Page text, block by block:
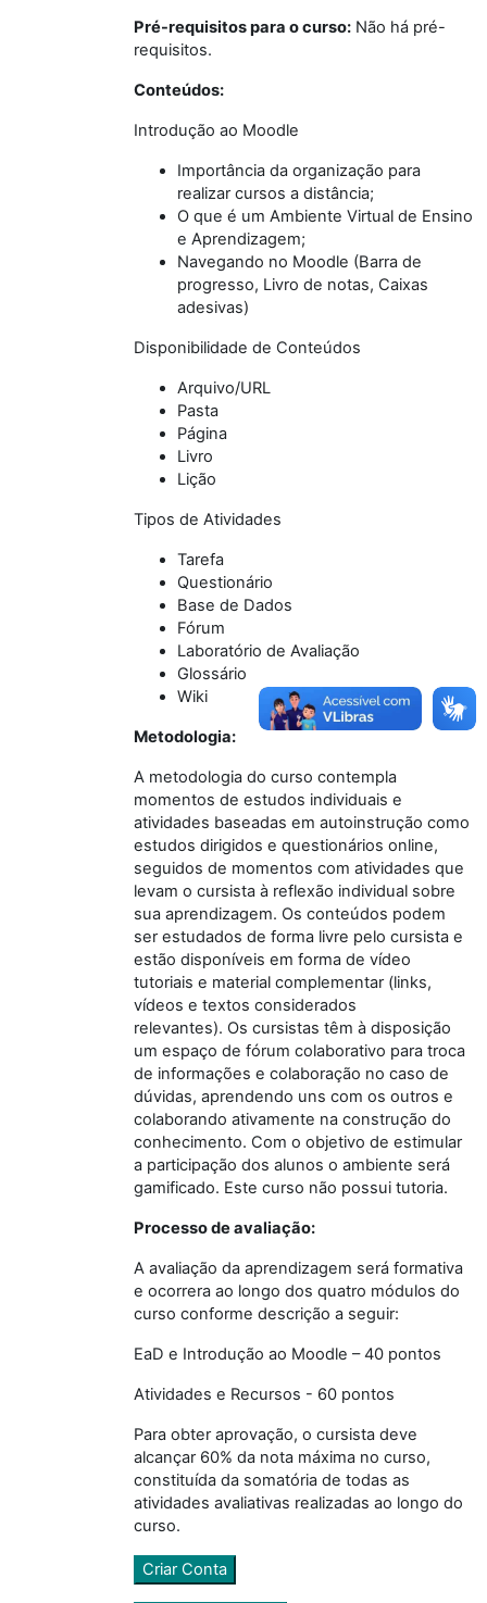
Pré-requisitos para o curso: Não há pré-
requisitos.
Conteúdos:
Introdução ao Moodle
Importância da organização para
realizar cursos a distância;
O que é um Ambiente Virtual de Ensino
e Aprendizagem;
Navegando no Moodle (Barra de
progresso, Livro de notas, Caixas
adesivas)
Disponibilidade de Conteúdos
Arquivo/URL
Pasta
Página
Livro
Lição
Tipos de Atividades
Tarefa
Questionário
Base de Dados
Fórum
Laboratório de Avaliação
Glossário
Wiki
Metodologia:
A metodologia do curso contempla
momentos de estudos individuais e
atividades baseadas em autoinstrução como
estudos dirigidos e questionários online,
seguidos de momentos com atividades que
levam o cursista à reflexão individual sobre
sua aprendizagem. Os conteúdos podem
ser estudados de forma livre pelo cursista e
estão disponíveis em forma de vídeo
tutoriais e material complementar (links,
vídeos e textos considerados
relevantes). Os cursistas têm à disposição
um espaço de fórum colaborativo para troca
de informações e colaboração no caso de
dúvidas, aprendendo uns com os outros e
colaborando ativamente na construção do
conhecimento. Com o objetivo de estimular
a participação dos alunos o ambiente será
gamificado. Este curso não possui tutoria.
Processo de avaliação:
A avaliação da aprendizagem será formativa
e ocorrera ao longo dos quatro módulos do
curso conforme descrição a seguir:
EaD e Introdução ao Moodle – 40 pontos
Atividades e Recursos - 60 pontos
Para obter aprovação, o cursista deve
alcançar 60% da nota máxima no curso,
constituída da somatória de todas as
atividades avaliativas realizadas ao longo do
curso.
Criar Conta